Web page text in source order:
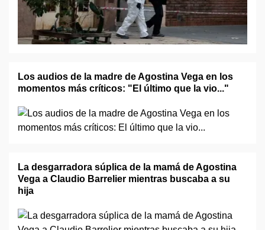
Los audios de la madre de Agostina Vega en los
momentos más críticos: "El último que la vio..."
La desgarradora súplica de la mamá de Agostina
Vega a Claudio Barrelier mientras buscaba a su
hija